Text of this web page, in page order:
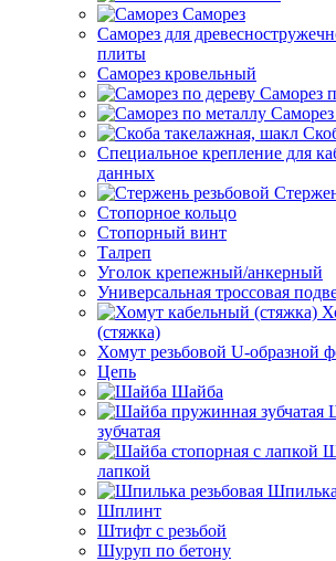
Саморез
Саморез для
плиты
Саморез кровельный
Саморез
Специальное крепление для
данных
Стопорное кольцо
Стопорный винт
Талреп
Уголок крепежный/анкерный
Универсальная троссовая
(стяжка)
Хомут резьбовой U-образной
Цепь
Шайба
зубчатая
лапкой
Шпилька
Шплинт
Штифт с резьбой
Шуруп по бетону